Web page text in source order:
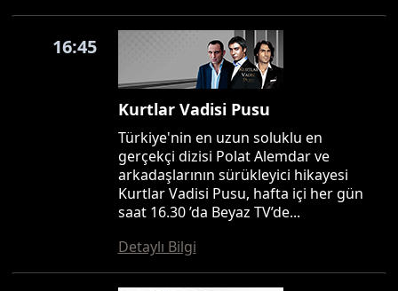
16:45
Kurtlar Vadisi Pusu
Türkiye'nin en uzun soluklu en
gerçekçi dizisi Polat Alemdar ve
arkadaşlarının sürükleyici hikayesi
Kurtlar Vadisi Pusu, hafta içi her gün
saat 16.30 ’da Beyaz TV’de...
Detaylı Bilgi